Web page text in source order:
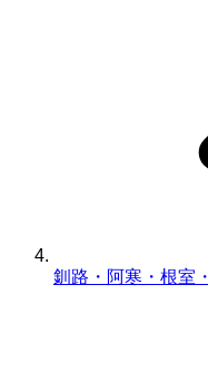
釧路・阿寒・根室